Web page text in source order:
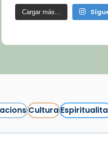
Cargar más...
Cultura